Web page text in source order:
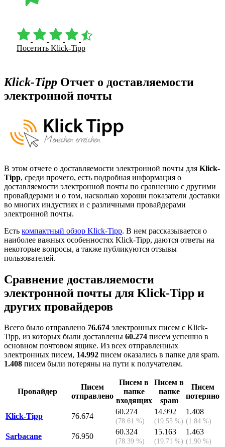
Посетить Klick-Tipp
Klick-Tipp Отчет о доставляемости
электронной почты
В этом отчете о доставляемости электронной почты для Klick-
Tipp, среди прочего, есть подробная информация о
доставляемости электронной почты по сравнению с другими
провайдерами и о том, насколько хороши показатели доставки
во многих индустиях и с различными провайдерами
электронной почты.
Есть компактный обзор Klick-Tipp. В нем рассказывается о
наиболее важных особенностях Klick-Tipp, даются ответы на
некоторые вопросы, а также публикуются отзывы
пользователей.
Сравнение доставляемости
электронной почты для Klick-Tipp и
других провайдеров
Всего было отправлено 76.674 электронных писем с Klick-
Tipp, из которых были доставлены 60.274 писем успешно в
основном почтовом ящике. Из всех отправленных
электронных писем, 14.992 писем оказались в папке для spam.
1.408 писем были потеряны на пути к получателям.
Провайдер
Писем
отправлено
Писем в
папке
входящих
Писем в
папке
spam
Писем
потеряно
Klick-Tipp 76.674
60.274
(78.61 %)
14.992
(19.55 %)
1.408
(1.84 %)
Sarbacane 76.950
60.324
(78.39 %)
15.163
(19.71 %)
1.463
(1.90 %)